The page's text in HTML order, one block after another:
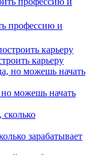
профессию и
карьеру
но можешь начать
зарабатывает